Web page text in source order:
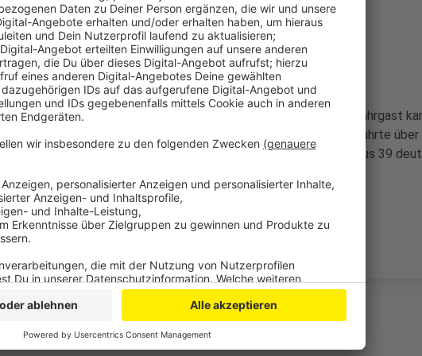
Veröffentlicht:Dienstag, 09.12.2025 05:56
Anzeige
Dazu liefert Uber auch ein paar Höchstwerte aus der Stadt: Ein Fahrgast
Buchungen. Die längste Tour, die in Bergisch Gladbach startete, führte
nach Frankfurt am Main. Insgesamt wurden für den Atlas Daten aus 39
Anzeige